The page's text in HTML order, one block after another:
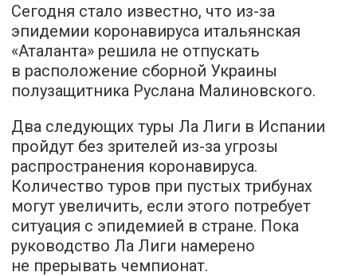
Сегодня стало известно, что из-за
эпидемии коронавируса итальянская
«Аталанта» решила не отпускать
в расположение сборной Украины
полузащитника Руслана Малиновского.
Два следующих туры Ла Лиги в Испании
пройдут без зрителей из-за угрозы
распространения коронавируса.
Количество туров при пустых трибунах
могут увеличить, если этого потребует
ситуация с эпидемией в стране. Пока
руководство Ла Лиги намерено
не прерывать чемпионат.